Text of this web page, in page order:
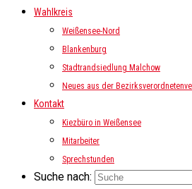
Wahlkreis
Weißensee-Nord
Blankenburg
Stadtrandsiedlung Malchow
Neues aus der
Kontakt
Kiezbüro in Weißensee
Mitarbeiter
Sprechstunden
Suche nach: